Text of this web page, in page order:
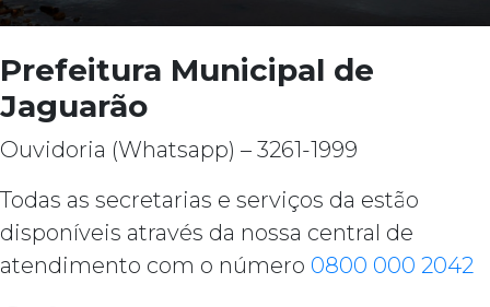
Prefeitura Municipal de
Jaguarão
Ouvidoria (Whatsapp) – 3261-1999
Todas as secretarias e serviços da estão
disponíveis através da nossa central de
atendimento com o número 0800 000 2042